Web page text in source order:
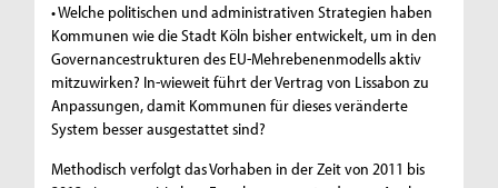
• Welche politischen und administrativen Strategien haben
Kommunen wie die Stadt Köln bisher entwickelt, um in den
Governancestrukturen des EU-Mehrebenenmodells aktiv
mitzuwirken? In-wieweit führt der Vertrag von Lissabon zu
Anpassungen, damit Kommunen für dieses veränderte
System besser ausgestattet sind?
Methodisch verfolgt das Vorhaben in der Zeit von 2011 bis